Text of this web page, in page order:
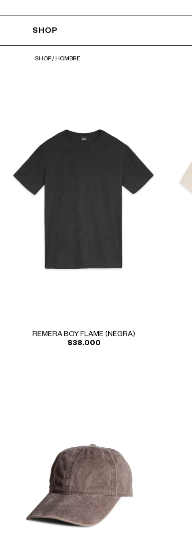
SHOP
SHOP/ HOMBRE
REMERA BOY FLAME (NEGRA)
$38.000